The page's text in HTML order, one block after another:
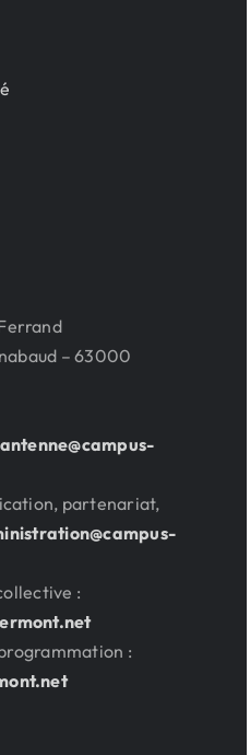
– 63000
antenne@campus-
partenariat,
:
: